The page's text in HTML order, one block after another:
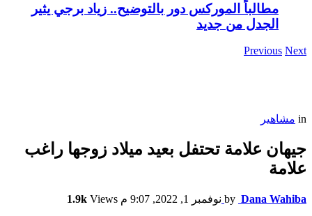
مطالباً الموركس دور بالتوضيح.. زياد برجي يثير
الجدل من جديد
Previous Next
in مشاهير
جيهان علامة تحتفل بعيد ميلاد زوجها راغب
علامة
by Dana Wahiba نوفمبر 1, 2022, 9:07 م 1.9k Views